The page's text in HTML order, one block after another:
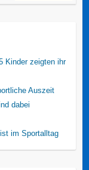
Kinder zeigten ihr
Auszeit
dabei
im Sportalltag